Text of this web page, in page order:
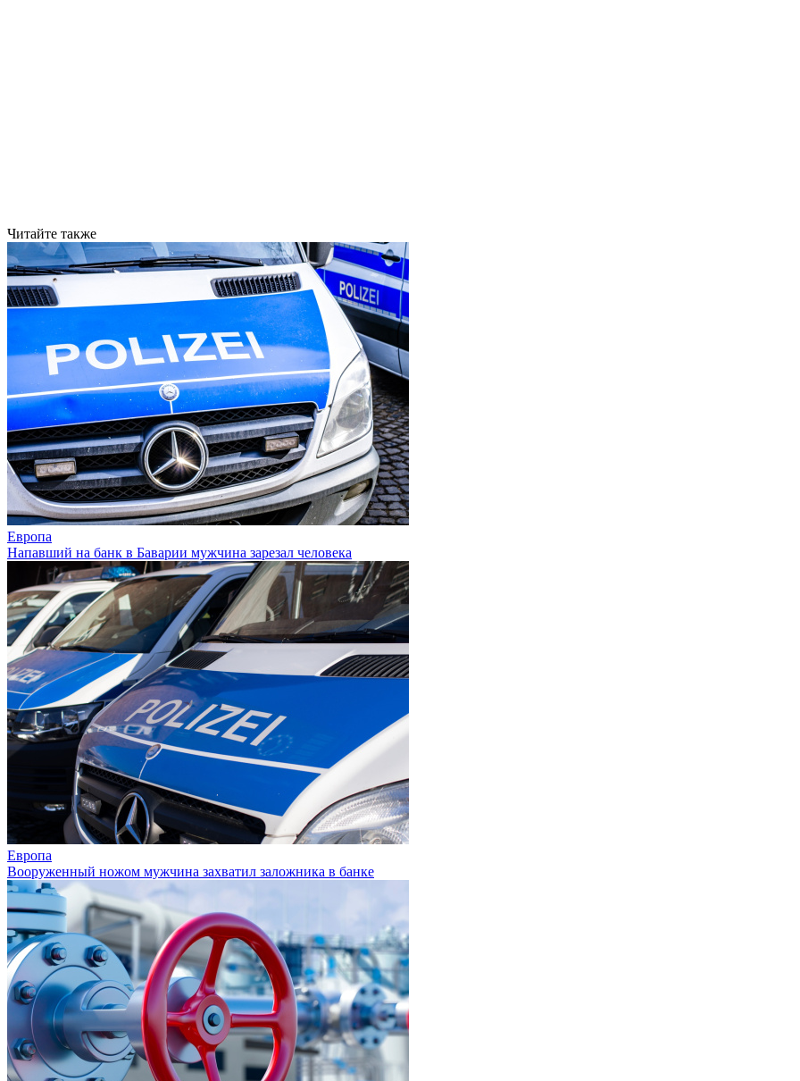
Читайте также
Европа
Напавший на банк в Баварии мужчина зарезал человека
Европа
Вооруженный ножом мужчина захватил заложника в банке